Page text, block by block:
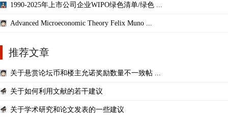
1990-2025年上市公司企业WIPO绿色清单/绿色 ...
Advanced Microeconomic Theory Felix Muno ...
推荐文章
关于悬赏论坛币和楼主允诺奖励数量不一致帖 ...
关于如何利用文献的若干建议
关于学术研究和论文发表的一些建议